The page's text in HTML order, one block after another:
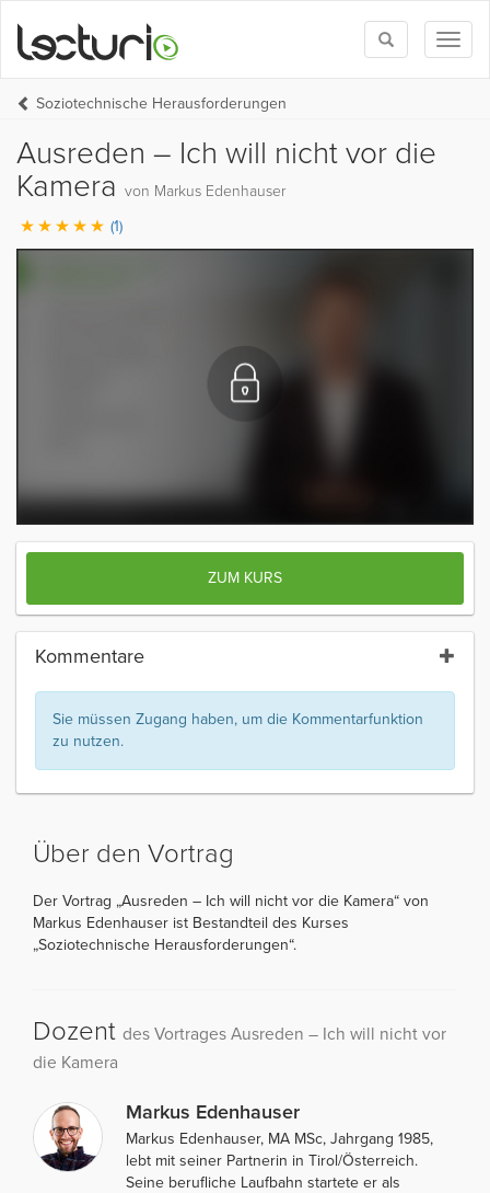
Toggle
search
Soziotechnische Herausforderungen
Ausreden – Ich will nicht vor die
Kamera von Markus Edenhauser
(1)
ZUM KURS
Kommentare
Sie müssen Zugang haben, um die Kommentarfunktion
zu nutzen.
Über den Vortrag
Der Vortrag „Ausreden – Ich will nicht vor die Kamera“ von
Markus Edenhauser ist Bestandteil des Kurses
„Soziotechnische Herausforderungen“.
Dozent des Vortrages Ausreden – Ich will nicht vor
die Kamera
Markus Edenhauser
Markus Edenhauser, MA MSc, Jahrgang 1985,
lebt mit seiner Partnerin in Tirol/Österreich.
Seine berufliche Laufbahn startete er als